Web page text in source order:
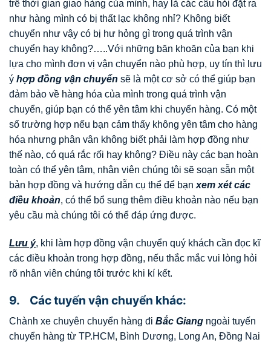
trễ thời gian giao hàng của mình, hay là các câu hỏi đặt ra
như hàng mình có bị thất lạc không nhỉ? Không biết
chuyển như vậy có bị hư hỏng gì trong quá trình vận
chuyển hay không?…..Với những băn khoăn của bạn khi
lựa cho mình đơn vị vận chuyển nào phù hợp, uy tín thì lưu
ý hợp đồng vận chuyển sẽ là một cơ sở có thể giúp bạn
đảm bảo về hàng hóa của mình trong quá trình vận
chuyển, giúp bạn có thể yên tâm khi chuyển hàng. Có một
số trường hợp nếu bạn cảm thấy không yên tâm cho hàng
hóa nhưng phân vân không biết phải làm hợp đồng như
thế nào, có quá rắc rối hay không? Điều này các bạn hoàn
toàn có thể yên tâm, nhân viên chúng tôi sẽ soạn sẵn một
bản hợp đồng và hướng dẫn cụ thể để bạn xem xét các
điều khoản, có thể bổ sung thêm điều khoản nào nếu bạn
yêu cầu mà chúng tôi có thể đáp ứng được.
Lưu ý, khi làm hợp đồng vận chuyển quý khách cần đọc kĩ
các điều khoản trong hợp đồng, nếu thắc mắc vui lòng hỏi
rõ nhân viên chúng tôi trước khi kí kết.
9. Các tuyến vận chuyển khác:
Chành xe chuyên chuyển hàng đi Bắc Giang ngoài tuyến
chuyển hàng từ TP.HCM, Bình Dương, Long An, Đồng Nai